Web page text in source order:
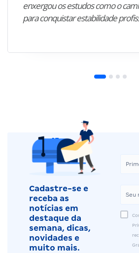
enxergou os estudos como o
para conquistar estabilidade
Cadastre-se e
receba as
notícias em
destaque da
semana, dicas,
novidades e
muito mais.